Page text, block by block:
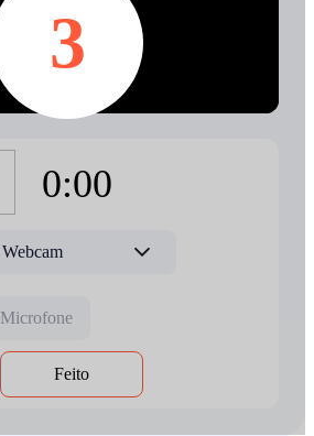
3
0:00
Webcam
Microfone
Feito